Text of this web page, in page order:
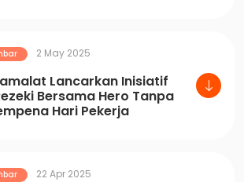
2 May 2025
Lancarkan Inisiatif
Bersama Hero Tanpa
Hari Pekerja
22 Apr 2025